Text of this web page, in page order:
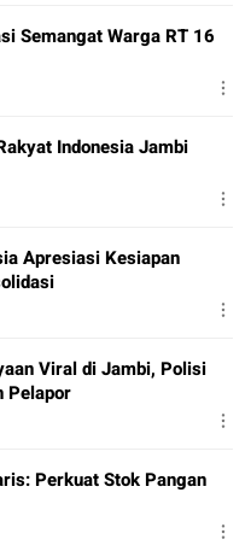
Semangat Warga RT 16
Indonesia Jambi
Apresiasi Kesiapan
Viral di Jambi, Polisi
Pelapor
Perkuat Stok Pangan